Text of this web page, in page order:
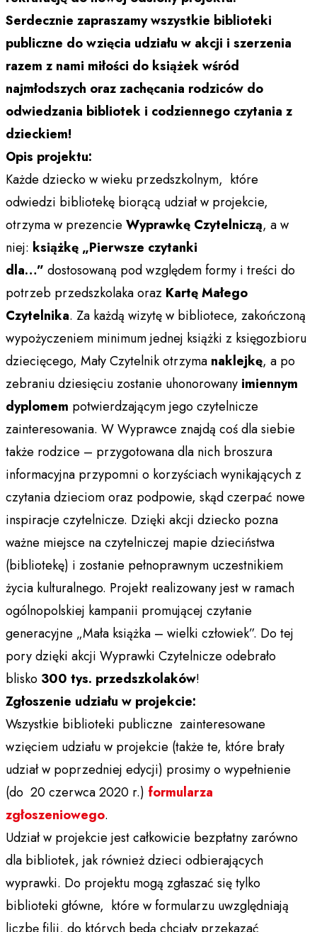
Serdecznie zapraszamy wszystkie biblioteki
publiczne do wzięcia udziału w akcji i szerzenia
razem z nami miłości do książek wśród
najmłodszych oraz zachęcania rodziców do
odwiedzania bibliotek i codziennego czytania z
dzieckiem!
Opis projektu:
Każde dziecko w wieku przedszkolnym, które
odwiedzi bibliotekę biorącą udział w projekcie,
otrzyma w prezencie Wyprawkę Czytelniczą, a w
niej: książkę „Pierwsze czytanki
dla…” dostosowaną pod względem formy i treści do
potrzeb przedszkolaka oraz Kartę Małego
Czytelnika. Za każdą wizytę w bibliotece, zakończoną
wypożyczeniem minimum jednej książki z księgozbioru
dziecięcego, Mały Czytelnik otrzyma naklejkę, a po
zebraniu dziesięciu zostanie uhonorowany imiennym
dyplomem potwierdzającym jego czytelnicze
zainteresowania. W Wyprawce znajdą coś dla siebie
także rodzice – przygotowana dla nich broszura
informacyjna przypomni o korzyściach wynikających z
czytania dzieciom oraz podpowie, skąd czerpać nowe
inspiracje czytelnicze. Dzięki akcji dziecko pozna
ważne miejsce na czytelniczej mapie dzieciństwa
(bibliotekę) i zostanie pełnoprawnym uczestnikiem
życia kulturalnego. Projekt realizowany jest w ramach
ogólnopolskiej kampanii promującej czytanie
generacyjne „Mała książka – wielki człowiek”. Do tej
pory dzięki akcji Wyprawki Czytelnicze odebrało
blisko 300 tys. przedszkolaków!
Zgłoszenie udziału w projekcie:
Wszystkie biblioteki publiczne zainteresowane
wzięciem udziału w projekcie (także te, które brały
udział w poprzedniej edycji) prosimy o wypełnienie
(do 20 czerwca 2020 r.) formularza
zgłoszeniowego.
Udział w projekcie jest całkowicie bezpłatny zarówno
dla bibliotek, jak również dzieci odbierających
wyprawki. Do projektu mogą zgłaszać się tylko
biblioteki główne, które w formularzu uwzględniają